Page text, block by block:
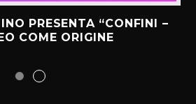
PRESENTA “CONFINI –
COME ORIGINE